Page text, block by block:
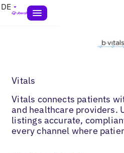
DE
Vitals
Vitals connects patients
and healthcare providers.
listings accurate,
every channel where